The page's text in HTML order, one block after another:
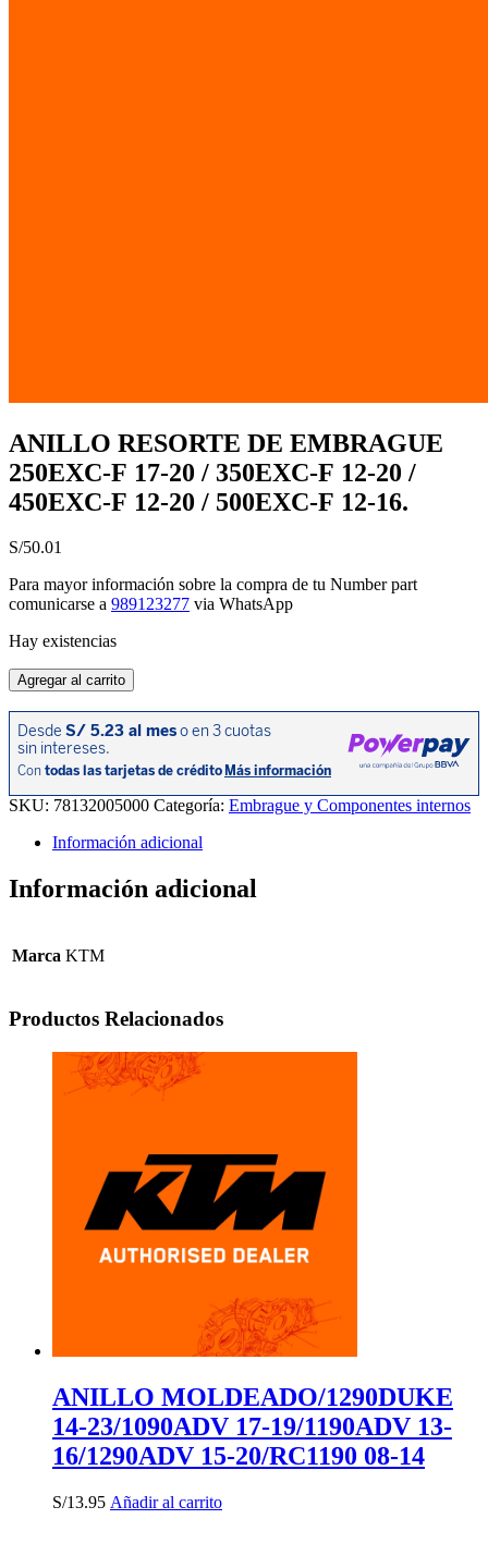
ANILLO RESORTE DE EMBRAGUE
250EXC-F 17-20 / 350EXC-F 12-20 /
450EXC-F 12-20 / 500EXC-F 12-16.
S/50.01
Para mayor información sobre la compra de tu Number part
comunicarse a 989123277 via WhatsApp
Hay existencias
ANILLO
RESORTE
DE
EMBRAGUE
250EXC-
17-
20
350EXC-
12-
450EXC-
20
/
500EXC-
Agregar al carrito
SKU: 78132005000 Categoría: Embrague y Componentes internos
Información adicional
Información adicional
Marca KTM
Productos Relacionados
ANILLO MOLDEADO/1290DUKE
14-23/1090ADV 17-19/1190ADV 13-
16/1290ADV 15-20/RC1190 08-14
S/13.95 Añadir al carrito